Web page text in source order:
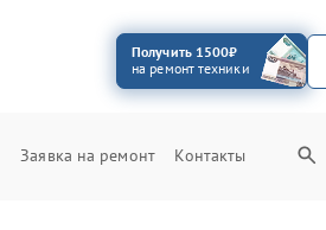
Получить 1500₽
на ремонт техники
Заявка на ремонт Контакты